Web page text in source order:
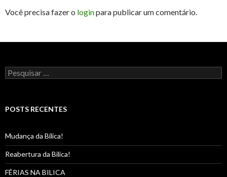
Você precisa fazer o loginpara publicar um comentário.
Pesquisar
por:
POSTS RECENTES
Mudança da Bilica!
Reabertura da Bilica!
FÉRIAS NA BILICA